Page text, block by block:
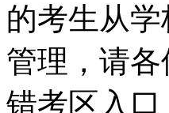
的考生从
管理，请
错考区入